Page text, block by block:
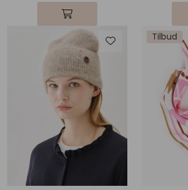
Tilbud